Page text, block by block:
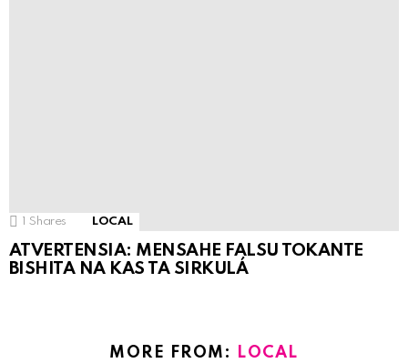
Shares LOCAL
ATVERTENSIA: MENSAHE FALSU TOKANTE
BISHITA NA KAS TA SIRKULÁ
MORE FROM: LOCAL